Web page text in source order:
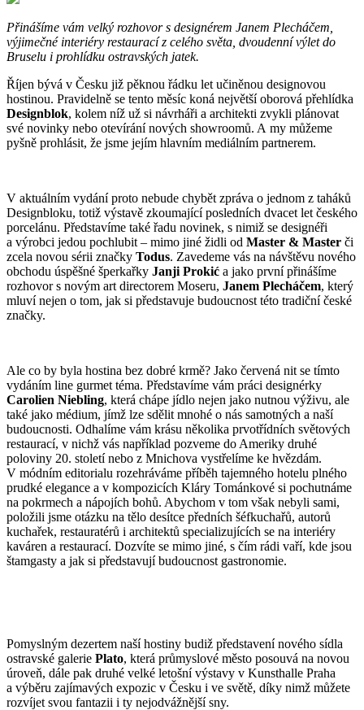
Přinášíme vám velký rozhovor s designérem Janem Plecháčem,
výjimečné interiéry restaurací z celého světa, dvoudenní výlet do
Bruselu i prohlídku ostravských jatek.
Říjen bývá v Česku již pěknou řádku let učiněnou designovou
hostinou. Pravidelně se tento měsíc koná největší oborová přehlídka
Designblok, kolem níž už si návrháři a architekti zvykli plánovat
své novinky nebo otevírání nových showroomů. A my můžeme
pyšně prohlásit, že jsme jejím hlavním mediálním partnerem.
V aktuálním vydání proto nebude chybět zpráva o jednom z taháků
Designbloku, totiž výstavě zkoumající posledních dvacet let českého
porcelánu. Představíme také řadu novinek, s nimiž se designéři
a výrobci jedou pochlubit – mimo jiné židli od Master & Master či
zcela novou sérii značky Todus. Zavedeme vás na návštěvu nového
obchodu úspěšné šperkařky Janji Prokić a jako první přinášíme
rozhovor s novým art directorem Moseru, Janem Plecháčem, který
mluví nejen o tom, jak si představuje budoucnost této tradiční české
značky.
Ale co by byla hostina bez dobré krmě? Jako červená nit se tímto
vydáním line gurmet téma. Představíme vám práci designérky
Carolien Niebling, která chápe jídlo nejen jako nutnou výživu, ale
také jako médium, jímž lze sdělit mnohé o nás samotných a naší
budoucnosti. Odhalíme vám krásu několika prvotřídních světových
restaurací, v nichž vás například pozveme do Ameriky druhé
poloviny 20. století nebo z Mnichova vystřelíme ke hvězdám.
V módním editorialu rozehráváme příběh tajemného hotelu plného
prudké elegance a v kompozicích Kláry Tománkové si pochutnáme
na pokrmech a nápojích bohů. Abychom v tom však nebyli sami,
položili jsme otázku na tělo desítce předních šéfkuchařů, autorů
kuchařek, restauratérů i architektů specializujících se na interiéry
kaváren a restaurací. Dozvíte se mimo jiné, s čím rádi vaří, kde jsou
štamgasty a jak si představují budoucnost gastronomie.
Pomyslným dezertem naší hostiny budiž představení nového sídla
ostravské galerie Plato, která průmyslové město posouvá na novou
úroveň, dále pak druhé velké letošní výstavy v Kunsthalle Praha
a výběru zajímavých expozic v Česku i ve světě, díky nimž můžete
rozvíjet svou fantazii i ty nejodvážnější sny.